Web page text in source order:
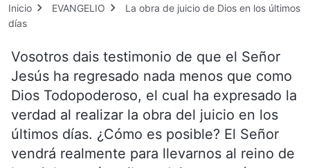
Inicio EVANGELIO
La obra de juicio de Dios en los últimos
días
Vosotros dais testimonio de que el Señor
Jesús ha regresado nada menos que como
Dios Todopoderoso, el cual ha expresado la
verdad al realizar la obra del juicio en los
últimos días. ¿Cómo es posible? El Señor
vendrá realmente para llevarnos al reino de